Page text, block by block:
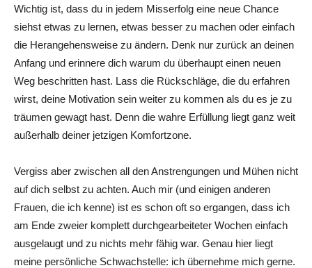
Wichtig ist, dass du in jedem Misserfolg eine neue Chance
siehst etwas zu lernen, etwas besser zu machen oder einfach
die Herangehensweise zu ändern. Denk nur zurück an deinen
Anfang und erinnere dich warum du überhaupt einen neuen
Weg beschritten hast. Lass die Rückschläge, die du erfahren
wirst, deine Motivation sein weiter zu kommen als du es je zu
träumen gewagt hast. Denn die wahre Erfüllung liegt ganz weit
außerhalb deiner jetzigen Komfortzone.
Vergiss aber zwischen all den Anstrengungen und Mühen nicht
auf dich selbst zu achten. Auch mir (und einigen anderen
Frauen, die ich kenne) ist es schon oft so ergangen, dass ich
am Ende zweier komplett durchgearbeiteter Wochen einfach
ausgelaugt und zu nichts mehr fähig war. Genau hier liegt
meine persönliche Schwachstelle: ich übernehme mich gerne.